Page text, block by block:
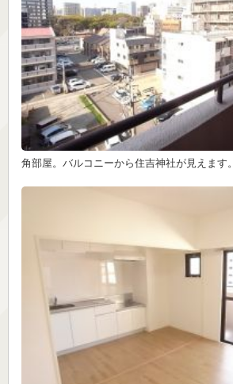
角部屋。バルコニーから住吉神社が見えます。